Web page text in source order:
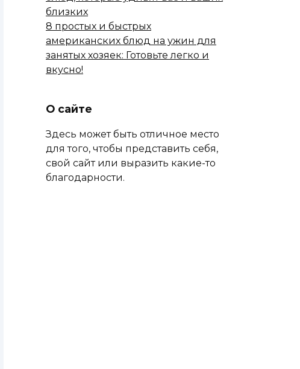
близких
8 простых и быстрых
американских блюд на ужин для
занятых хозяек: Готовьте легко и
вкусно!
О сайте
Здесь может быть отличное место
для того, чтобы представить себя,
свой сайт или выразить какие-то
благодарности.